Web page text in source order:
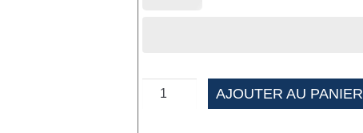
AJOUTER AU PANIER